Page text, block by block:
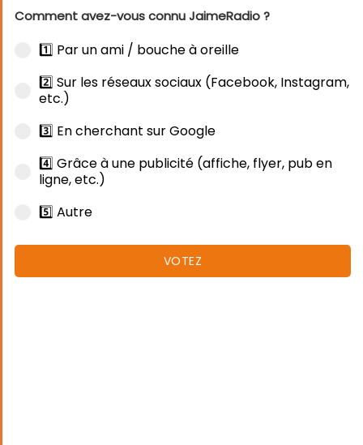
Comment avez-vous connu JaimeRadio ?
1️⃣ Par un ami / bouche à oreille
2️⃣ Sur les réseaux sociaux (Facebook, Instagram,
etc.)
3️⃣ En cherchant sur Google
4️⃣ Grâce à une publicité (affiche, flyer, pub en
ligne, etc.)
5️⃣ Autre
VOTEZ